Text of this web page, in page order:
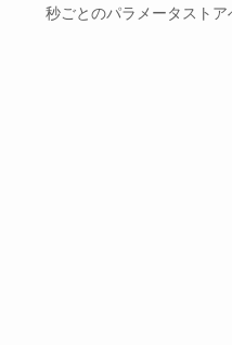
秒ごとのパラメータスト